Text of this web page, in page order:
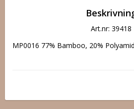
Art.nr: 39418
MP0016 77% Bamboo, 20%